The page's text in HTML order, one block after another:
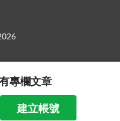
專欄文章
建立帳號